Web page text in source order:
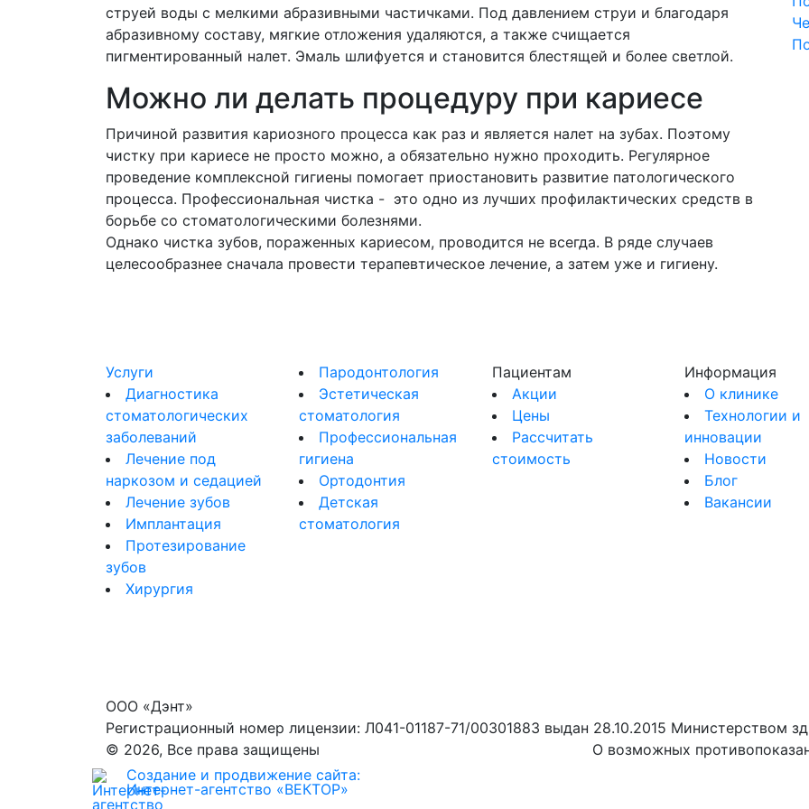
струей воды с мелкими абразивными частичками. Под давлением струи и благодаря
абразивному составу, мягкие отложения удаляются, а также счищается
пигментированный налет. Эмаль шлифуется и становится блестящей и более светлой.
Можно ли делать процедуру при кариесе
Причиной развития кариозного процесса как раз и является налет на зубах. Поэтому
чистку при кариесе не просто можно, а обязательно нужно проходить. Регулярное
проведение комплексной гигиены помогает приостановить развитие патологического
процесса. Профессиональная чистка - это одно из лучших профилактических средств в
борьбе со стоматологическими болезнями.
Однако чистка зубов, пораженных кариесом, проводится не всегда. В ряде случаев
целесообразнее сначала провести терапевтическое лечение, а затем уже и гигиену.
Услуги
Диагностика
стоматологических
заболеваний
Лечение под
наркозом и седацией
Лечение зубов
Имплантация
Протезирование
зубов
Хирургия
Пародонтология
Эстетическая
стоматология
Профессиональная
гигиена
Ортодонтия
Детская
стоматология
Пациентам
Акции
Цены
Рассчитать
стоимость
Информация
О клинике
Технологии и
инновации
Новости
Блог
Вакансии
ООО «Дэнт»
Регистрационный номер лицензии: Л041-01187-71/00301883 выдан 28.10.2015 Министерством
© 2026, Все права защищены
О возможных
Создание и продвижение сайта:
Интернет-агентство «ВЕКТОР»